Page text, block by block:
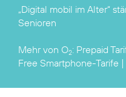
„Digital mobil im Alter“
Senioren
Mehr von O2: Prepaid
Free Smartphone-Tarife |